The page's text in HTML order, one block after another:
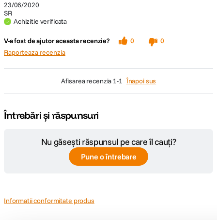
23/06/2020
SR
Achizitie verificata
V-a fost de ajutor aceasta recenzie? 0
0
Raporteaza recenzia
afisarea recenzia 1-1 Înapoi sus
Întrebări și răspunsuri
Nu găsești răspunsul pe care îl cauți?
Pune o întrebare
Informatii conformitate produs